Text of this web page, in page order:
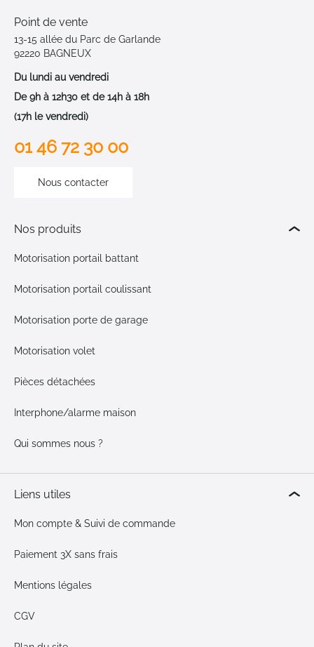
Point de vente
13-15 allée du Parc de Garlande
92220 BAGNEUX
Du lundi au vendredi
De 9h à 12h30 et de 14h à 18h
(17h le vendredi)
01 46 72 30 00
Nous contacter
Nos produits
Motorisation portail battant
Motorisation portail coulissant
Motorisation porte de garage
Motorisation volet
Pièces détachées
Interphone/alarme maison
Qui sommes nous ?
Liens utiles
Mon compte & Suivi de commande
Paiement 3X sans frais
Mentions légales
CGV